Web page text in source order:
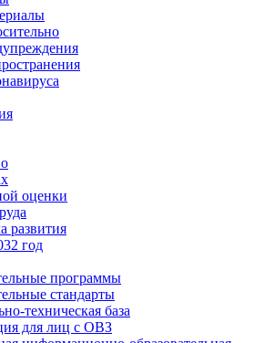
оценки
развития
год
программы
стандарты
техническая база
для лиц с ОВЗ